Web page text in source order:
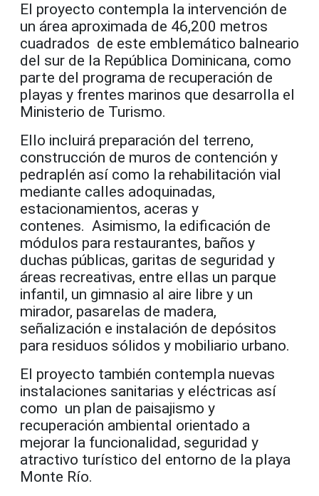
El proyecto contempla la intervención de
un área aproximada de 46,200 metros
cuadrados de este emblemático balneario
del sur de la República Dominicana, como
parte del programa de recuperación de
playas y frentes marinos que desarrolla el
Ministerio de Turismo.
Ello incluirá preparación del terreno,
construcción de muros de contención y
pedraplén así como la rehabilitación vial
mediante calles adoquinadas,
estacionamientos, aceras y
contenes. Asimismo, la edificación de
módulos para restaurantes, baños y
duchas públicas, garitas de seguridad y
áreas recreativas, entre ellas un parque
infantil, un gimnasio al aire libre y un
mirador, pasarelas de madera,
señalización e instalación de depósitos
para residuos sólidos y mobiliario urbano.
El proyecto también contempla nuevas
instalaciones sanitarias y eléctricas así
como un plan de paisajismo y
recuperación ambiental orientado a
mejorar la funcionalidad, seguridad y
atractivo turístico del entorno de la playa
Monte Río.